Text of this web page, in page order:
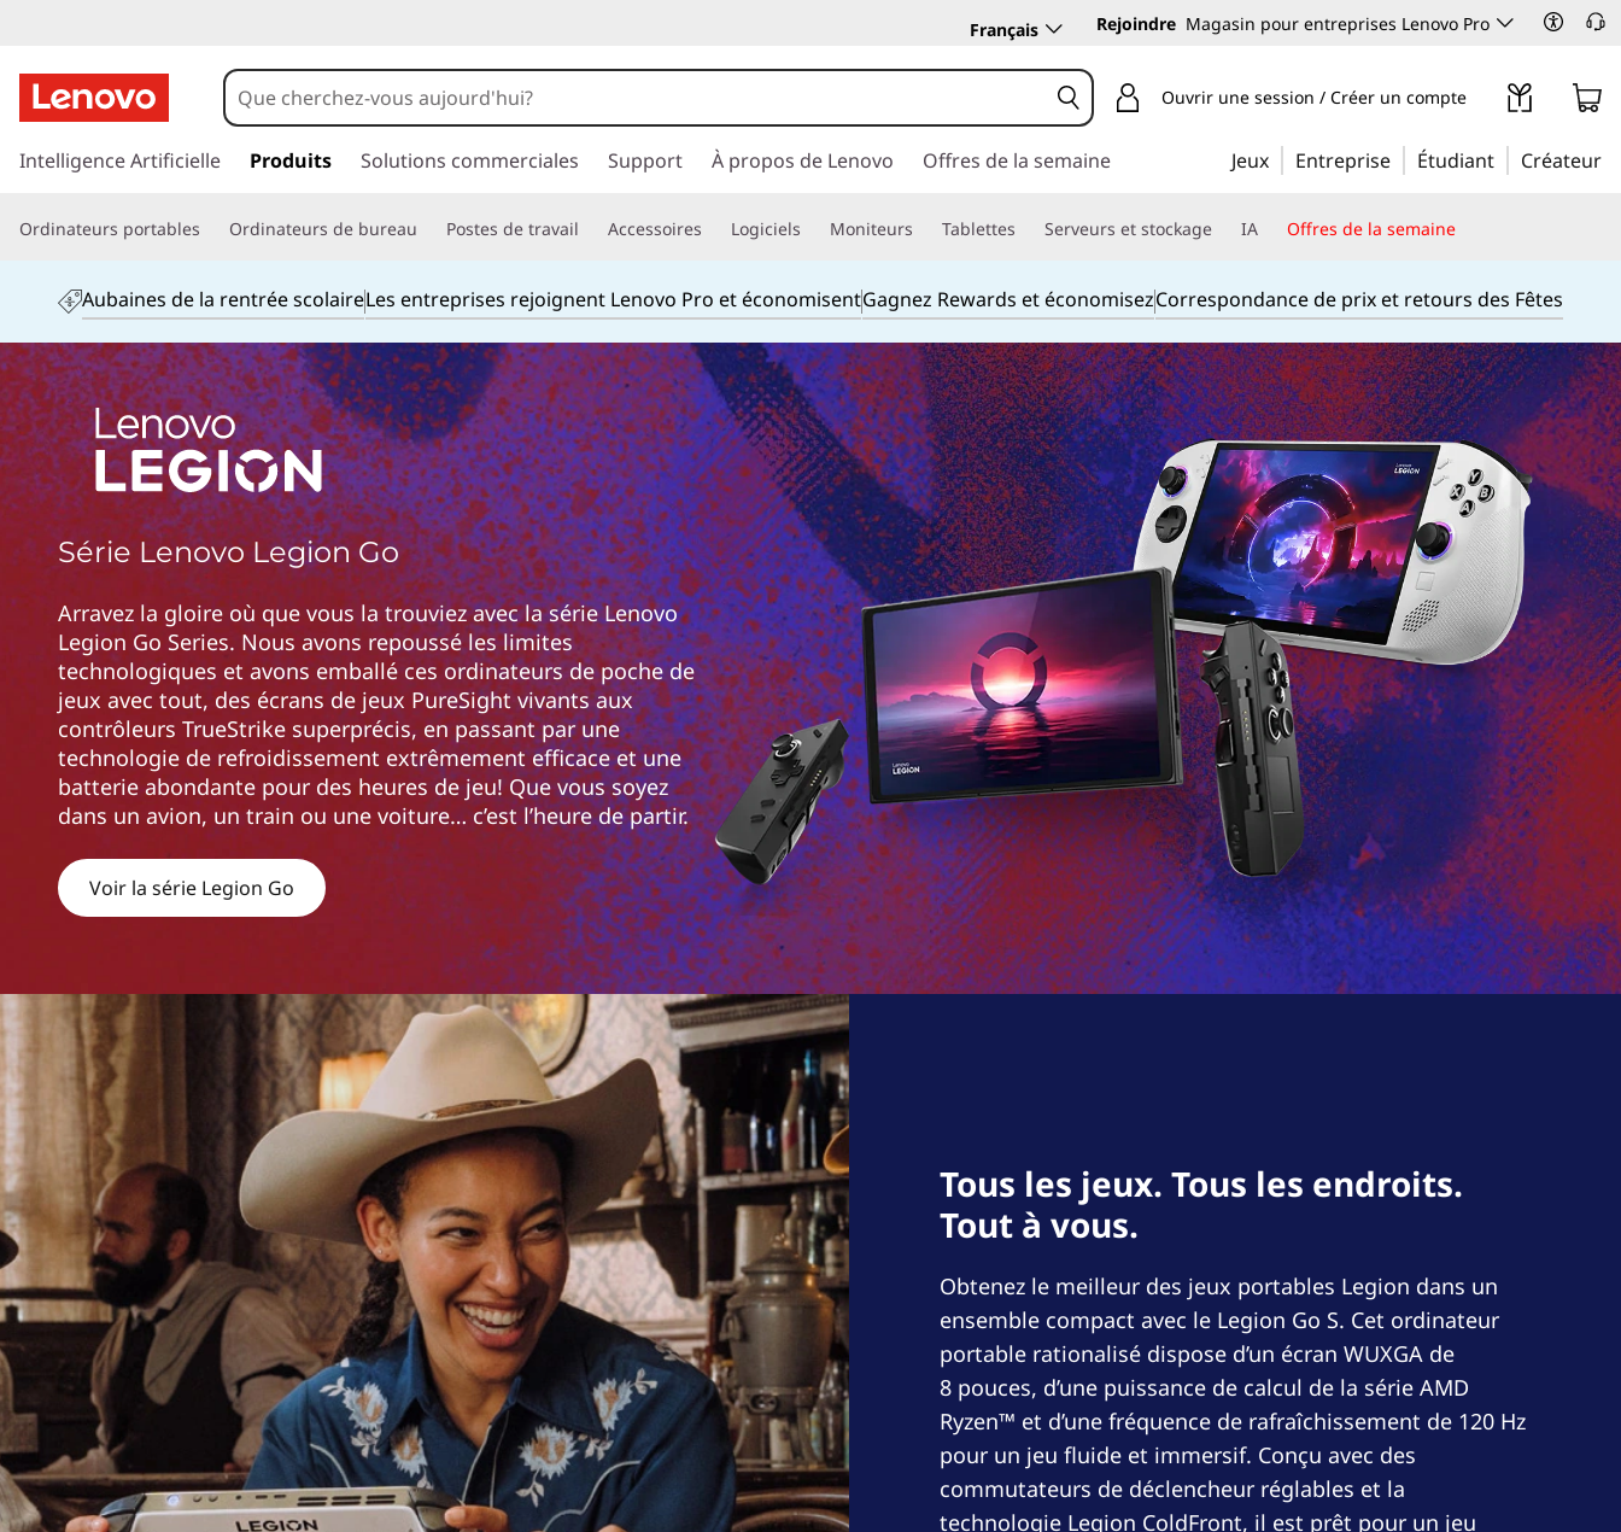
Français Rejoindre Magasin pour entreprises Lenovo Pro
a
e
c
o
n
t
e
n
u
Ouvrir une session / Créer un compte
Intelligence Artificielle Produits Solutions commerciales Support À propos de Lenovo Offres de la semaine Jeux Entreprise Étudiant Créateur
Ordinateurs portables Ordinateurs de bureau Postes de travail Accessoires Logiciels Moniteurs Tablettes Serveurs et stockage IA Offres de la semaine
Aubaines de la rentrée scolaireLes entreprises rejoignent Lenovo Pro et économisentGagnez Rewards et économisezCorrespondance de prix et retours des Fêtes
Série Lenovo Legion Go
Arravez la gloire où que vous la trouviez avec la série Lenovo
Legion Go Series. Nous avons repoussé les limites
technologiques et avons emballé ces ordinateurs de poche de
jeux avec tout, des écrans de jeux PureSight vivants aux
contrôleurs TrueStrike superprécis, en passant par une
technologie de refroidissement extrêmement efficace et une
batterie abondante pour des heures de jeu! Que vous soyez
dans un avion, un train ou une voiture… c’est l’heure de partir.
Voir la série Legion Go
Tous les jeux. Tous les endroits.
Tout à vous.
Obtenez le meilleur des jeux portables Legion dans un
ensemble compact avec le Legion Go S. Cet ordinateur
portable rationalisé dispose d’un écran WUXGA de
8 pouces, d’une puissance de calcul de la série AMD
Ryzen™ et d’une fréquence de rafraîchissement de 120 Hz
pour un jeu fluide et immersif. Conçu avec des
commutateurs de déclencheur réglables et la
technologie Legion ColdFront, il est prêt pour un jeu